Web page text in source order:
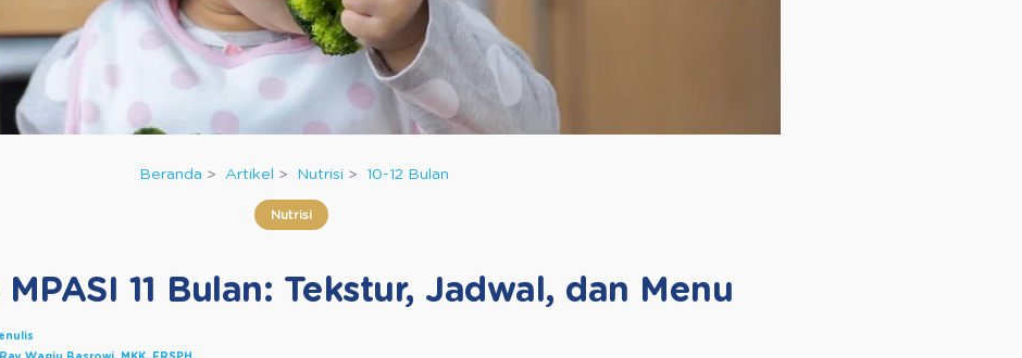
Beranda Artikel Nutrisi 10-12 Bulan
Nutrisi
11 Bulan: Tekstur, Jadwal, dan Menu